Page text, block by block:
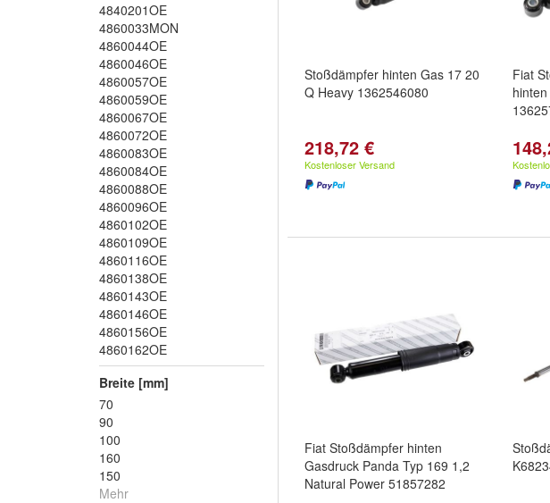
4840201OE
4860033MON
4860044OE
4860046OE
4860057OE
4860059OE
4860067OE
4860072OE
4860083OE
4860084OE
4860088OE
4860096OE
4860102OE
4860109OE
4860116OE
4860138OE
4860143OE
4860146OE
4860156OE
4860162OE
Breite [mm]
70
90
100
160
150
Mehr
Stoßdämpfer hinten Gas 17 20
Q Heavy 1362546080
218,72 €
Kostenloser Versand
Fiat
Fiat Stoßdämpfer hinten
Gasdruck Panda Typ 169 1,2
Natural Power 51857282